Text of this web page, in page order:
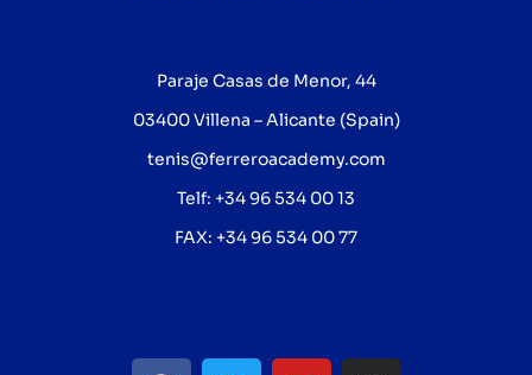
Paraje Casas de Menor, 44
03400 Villena – Alicante (Spain)
tenis@ferreroacademy.com
Telf: +34 96 534 00 13
FAX: +34 96 534 00 77